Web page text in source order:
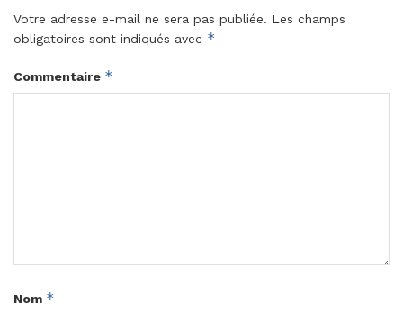
Votre adresse e-mail ne sera pas publiée. Les champs
obligatoires sont indiqués avec *
Commentaire *
Nom *